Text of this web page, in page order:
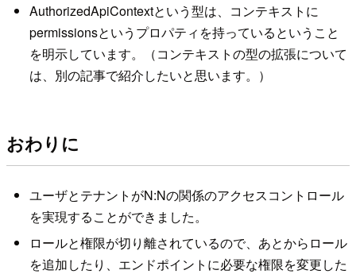
AuthorizedApiContextという型は、コンテキストに
permissionsというプロパティを持っているということ
を明示しています。（コンテキストの型の拡張について
は、別の記事で紹介したいと思います。）
おわりに
ユーザとテナントがN:Nの関係のアクセスコントロール
を実現することができました。
ロールと権限が切り離されているので、あとからロール
を追加したり、エンドポイントに必要な権限を変更した